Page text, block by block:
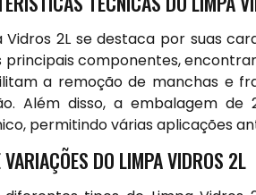
Vidros 2L se destaca por suas
principais componentes,
a remoção de manchas e
Além disso, a embalagem
permitindo várias aplicações
DO LIMPA VIDROS 2L